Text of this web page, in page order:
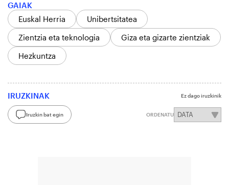
GAIAK
Euskal Herria
Unibertsitatea
Zientzia eta teknologia
Giza eta gizarte zientziak
Hezkuntza
IRUZKINAK Ez dago iruzkinik
Iruzkin bat egin ORDENATU